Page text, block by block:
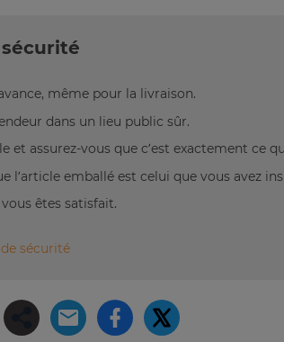
même pour la livraison.
dans un lieu public sûr.
et assurez-vous que c’est exactement ce
l’article emballé est celui que vous avez
êtes satisfait.
sécurité